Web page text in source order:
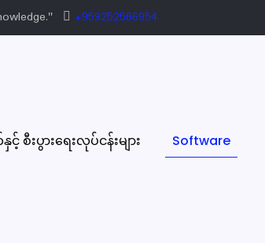
+959252566954
စီးပွားရေးလုပ်ငန်းများ Software